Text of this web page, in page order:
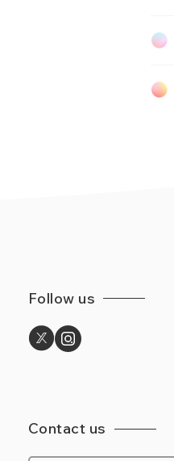
Follow us
Contact us